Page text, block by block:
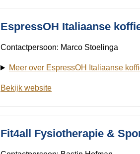
EspressOH Italiaanse
Contactpersoon: Marco Stoelinga
Meer over EspressOH Italiaanse
Bekijk website
Fit4all Fysiotherapie &